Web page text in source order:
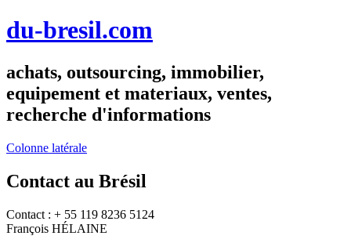
du-bresil.com
achats, outsourcing, immobilier,
equipement et materiaux, ventes,
recherche d'informations
Colonne latérale
Contact au Brésil
Contact : + 55 119 8236 5124
François HÉLAINE